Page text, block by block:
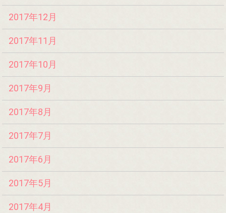
2017年12月
2017年11月
2017年10月
2017年9月
2017年8月
2017年7月
2017年6月
2017年5月
2017年4月